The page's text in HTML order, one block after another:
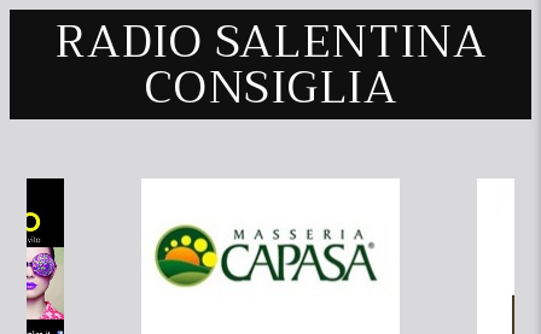
RADIO SALENTINA
CONSIGLIA